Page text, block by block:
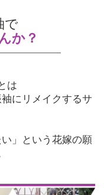
で
か？
は
にリメイクするサ
」という花嫁の願